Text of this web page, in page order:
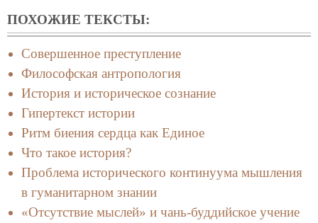
ПОХОЖИЕ ТЕКСТЫ:
Совершенное преступление
Философская антропология
История и историческое сознание
Гипертекст истории
Ритм биения сердца как Единое
Что такое история?
Проблема исторического континуума мышления
в гуманитарном знании
«Отсутствие мыслей» и чань-буддийское учение